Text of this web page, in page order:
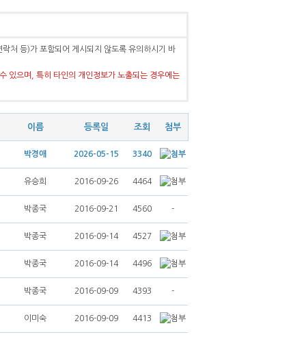
처 등)가 포함되어 게시되지 않도록 유의하시기 바
있으며, 특히 타인의 개인정보가 노출되는 경우에는
이름 등록일 조회 첨부
박경애 2026-05-15 3340
유승희 2016-09-26 4464
박종국 2016-09-21 4560 -
박종국 2016-09-14 4527
박종국 2016-09-14 4496
박종국 2016-09-09 4393 -
이미숙 2016-09-09 4413